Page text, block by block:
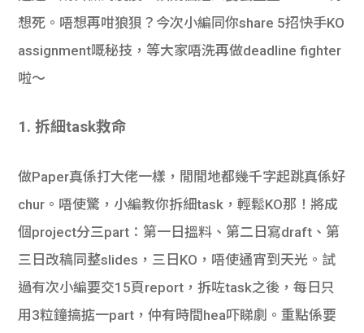
計數
Gui
想死。唔想再咁狼狽？今次小編同你share 5招快手KO
assignment嘅秘技，等大家唔洗再做deadline fighter
啦～
1. 拆細task救命
做Paper真係打大佬一樣，閒閒地都幾千字起跳真係好
chur。唔使驚，小編教你拆細task，輕鬆KO那！將成
個project分三part：第一日搵料、第二日寫draft、第
三日改稿同整slides，三日KO，唔使通宵到天光。試
過有次小編要交15頁report，拆咗task之後，每日只
用3粒鐘搞掂一part，仲有時間hea吓睇劇。重點係要